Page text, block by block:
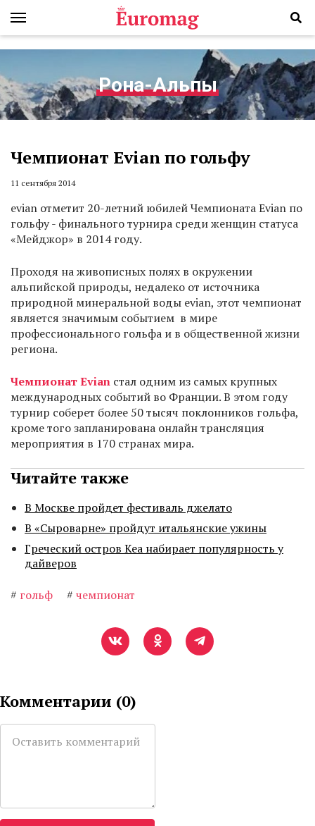
Рона-Альпы
Чемпионат Evian по гольфу
11 сентября 2014
evian отметит 20-летний юбилей Чемпионата Evian по
гольфу - финального турнира среди женщин статуса
«Мейджор» в 2014 году.
Проходя на живописных полях в окружении
альпийской природы, недалеко от источника
природной минеральной воды evian, этот чемпионат
является значимым событием в мире
профессионального гольфа и в общественной жизни
региона.
Чемпионат Evian стал одним из самых крупных
международных событий во Франции. В этом году
турнир соберет более 50 тысяч поклонников гольфа,
кроме того запланирована онлайн трансляция
мероприятия в 170 странах мира.
Читайте также
В Москве пройдет фестиваль джелато
В «Сыроварне» пройдут итальянские ужины
Греческий остров Кеа набирает популярность у
дайверов
# гольф # чемпионат
Комментарии (0)